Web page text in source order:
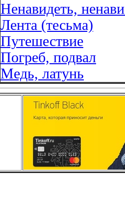
Ненавидеть,
Лента (тесьма)
Путешествие
Погреб, подвал
Медь, латунь